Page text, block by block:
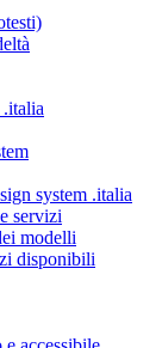
system .italia
servizi
modelli
disponibili